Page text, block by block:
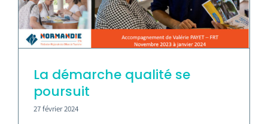
La démarche qualité se
poursuit
27 février 2024